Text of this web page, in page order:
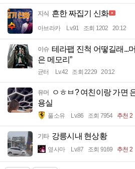
지식 흔한 짜집기 신화
아브라카 Lv.91 조회 1202 20:12
이슈 테라팹 진척 어떻길래...
은 메모리”
균터 Lv.42 조회 2229 20:12
유머
ㅇㅎㅂ? 여친이랑 가면
용실
풀소유 Lv.86 조회 7954 추천 2
기타 강릉시내 현상황
옆사마 Lv.87 조회 9169 추천 2